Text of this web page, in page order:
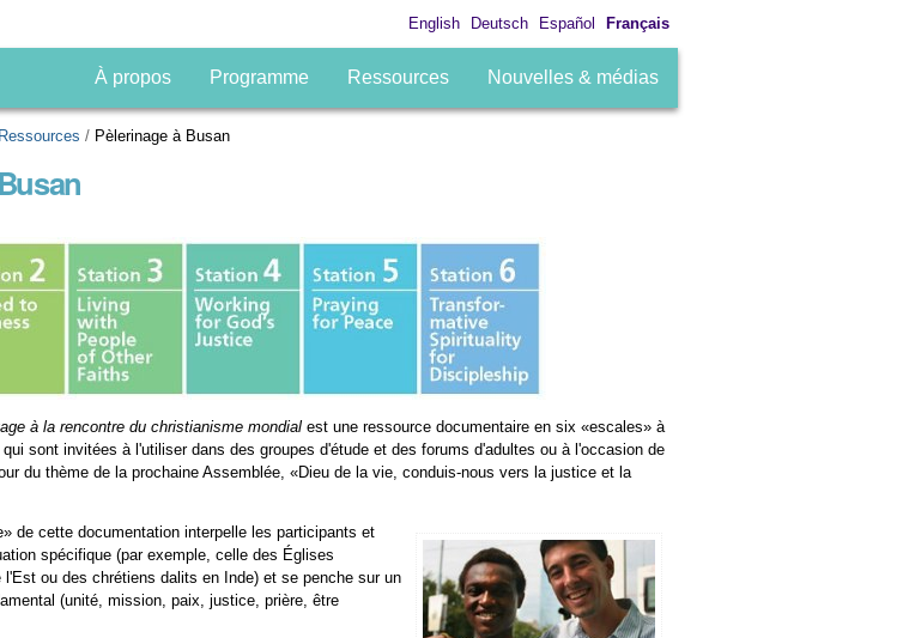
English Deutsch Español Français
À propos Programme Ressources Nouvelles & médias
Ressources / Pèlerinage à Busan
à la rencontre du christianisme mondial est une ressource documentaire en six «escales» à
sont invitées à l'utiliser dans des groupes d'étude et des forums d'adultes ou à l'occasion de
du thème de la prochaine Assemblée, «Dieu de la vie, conduis-nous vers la justice et la
de cette documentation interpelle les participants et
spécifique (par exemple, celle des Églises
l'Est ou des chrétiens dalits en Inde) et se penche sur un
(unité, mission, paix, justice, prière, être